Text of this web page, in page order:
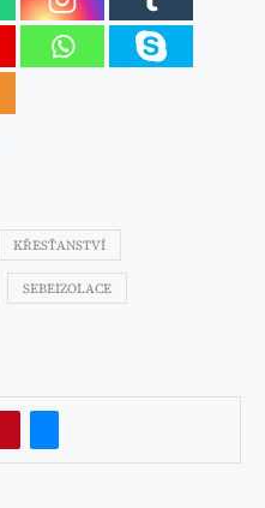
KŘESŤANSTVÍ
SEBEIZOLACE